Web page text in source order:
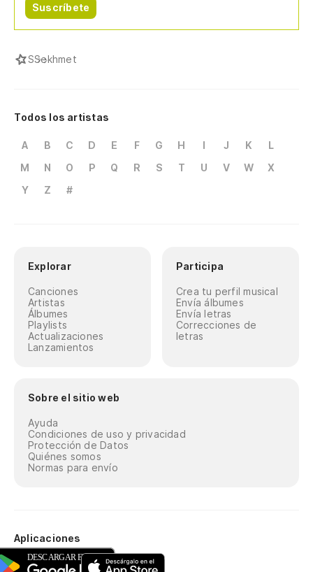
Suscríbete
SSekhmet
Todos los artistas
A B C D E F G H I J K
L
M
N O P Q R S T U V W
X
Y
Z #
Explorar
Canciones
Artistas
Álbumes
Playlists
Actualizaciones
Lanzamientos
Participa
Crea tu perfil musical
Envía álbumes
Envía letras
Correcciones de
letras
Sobre el sitio web
Ayuda
Condiciones de uso y privacidad
Protección de Datos
Quiénes somos
Normas para envío
Aplicaciones